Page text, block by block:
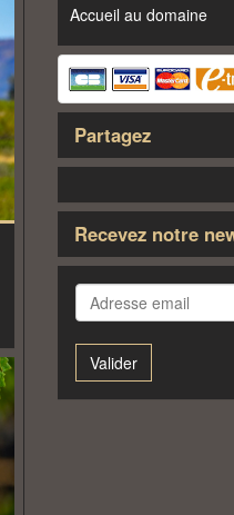
Accueil au domaine
Partagez
Recevez notre
Valider